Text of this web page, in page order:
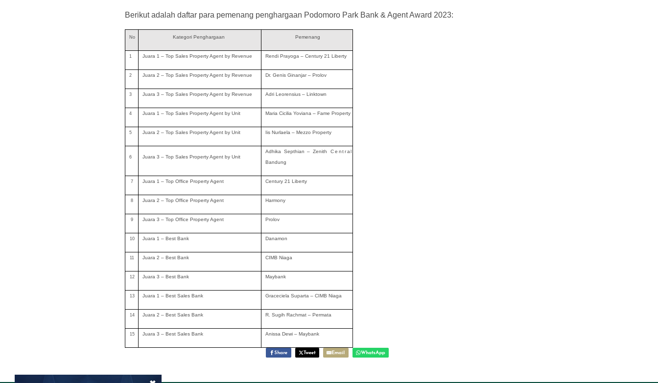
Berikut adalah daftar para pemenang penghargaan Podomoro Park Bank & Agent Award 2023:
No Kategori Penghargaan Pemenang
1 Juara 1 – Top Sales Property Agent by Revenue Rendi Prayoga – Century 21 Liberty
2 Juara 2 – Top Sales Property Agent by Revenue Dr. Genis Ginanjar – Prolov
3 Juara 3 – Top Sales Property Agent by Revenue Adri Leorensius – Linktown
4 Juara 1 – Top Sales Property Agent by Unit Maria Cicilia Yoviana – Fame Property
5 Juara 2 – Top Sales Property Agent by Unit Iis Nurlaela – Mezzo Property
6 Juara 3 – Top Sales Property Agent by Unit
Adhika Septhian – Zenith Central
Bandung
7 Juara 1 – Top Office Property Agent Century 21 Liberty
8 Juara 2 – Top Office Property Agent Harmony
9 Juara 3 – Top Office Property Agent Prolov
10 Juara 1 – Best Bank Danamon
11 Juara 2 – Best Bank CIMB Niaga
12 Juara 3 – Best Bank Maybank
13 Juara 1 – Best Sales Bank Graceciela Suparta – CIMB Niaga
14 Juara 2 – Best Sales Bank R. Sugih Rachmat – Permata
15 Juara 3 – Best Sales Bank Anissa Dewi – Maybank
Share Tweet Email WhatsApp